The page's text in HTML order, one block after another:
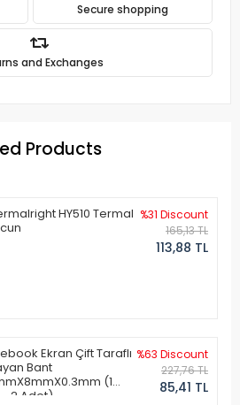
Secure shopping
and Exchanges
Products
HY510 Termal %31 Discount
165,13 TL
113,88 TL
Ekran Çift Taraflı
Bant
(1
- 2 Adet)
%63 Discount
227,76 TL
85,41 TL